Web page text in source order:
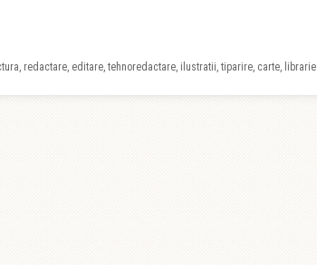
redactare, editare, tehnoredactare, ilustratii, tiparire, carte, librarie